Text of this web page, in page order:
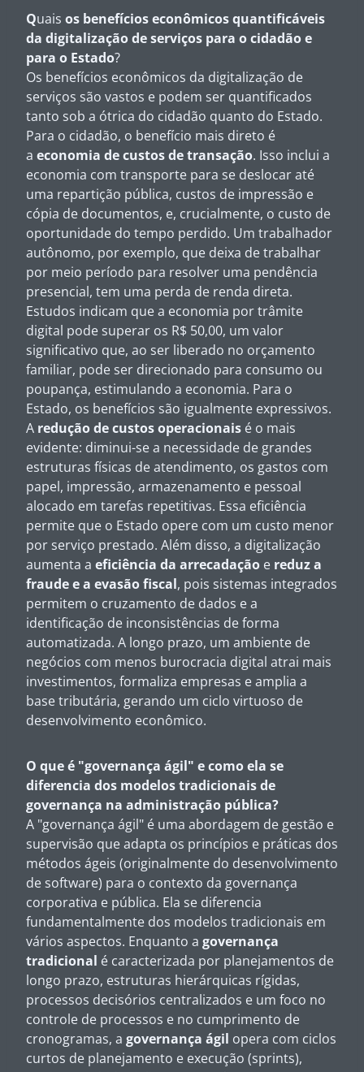
Quais os benefícios econômicos quantificáveis
da digitalização de serviços para o cidadão e
para o Estado?
Os benefícios econômicos da digitalização de
serviços são vastos e podem ser quantificados
tanto sob a ótrica do cidadão quanto do Estado.
Para o cidadão, o benefício mais direto é
a economia de custos de transação. Isso inclui a
economia com transporte para se deslocar até
uma repartição pública, custos de impressão e
cópia de documentos, e, crucialmente, o custo de
oportunidade do tempo perdido. Um trabalhador
autônomo, por exemplo, que deixa de trabalhar
por meio período para resolver uma pendência
presencial, tem uma perda de renda direta.
Estudos indicam que a economia por trâmite
digital pode superar os R$ 50,00, um valor
significativo que, ao ser liberado no orçamento
familiar, pode ser direcionado para consumo ou
poupança, estimulando a economia. Para o
Estado, os benefícios são igualmente expressivos.
A redução de custos operacionais é o mais
evidente: diminui-se a necessidade de grandes
estruturas físicas de atendimento, os gastos com
papel, impressão, armazenamento e pessoal
alocado em tarefas repetitivas. Essa eficiência
permite que o Estado opere com um custo menor
por serviço prestado. Além disso, a digitalização
aumenta a eficiência da arrecadação e reduz a
fraude e a evasão fiscal, pois sistemas integrados
permitem o cruzamento de dados e a
identificação de inconsistências de forma
automatizada. A longo prazo, um ambiente de
negócios com menos burocracia digital atrai mais
investimentos, formaliza empresas e amplia a
base tributária, gerando um ciclo virtuoso de
desenvolvimento econômico.
O que é "governança ágil" e como ela se
diferencia dos modelos tradicionais de
governança na administração pública?
A "governança ágil" é uma abordagem de gestão e
supervisão que adapta os princípios e práticas dos
métodos ágeis (originalmente do desenvolvimento
de software) para o contexto da governança
corporativa e pública. Ela se diferencia
fundamentalmente dos modelos tradicionais em
vários aspectos. Enquanto a governança
tradicional é caracterizada por planejamentos de
longo prazo, estruturas hierárquicas rígidas,
processos decisórios centralizados e um foco no
controle de processos e no cumprimento de
cronogramas, a governança ágil opera com ciclos
curtos de planejamento e execução (sprints),